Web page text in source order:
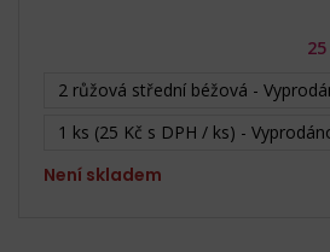
2 růžová střední béžová -
1 ks (25 Kč s DPH / ks) -
Není skladem